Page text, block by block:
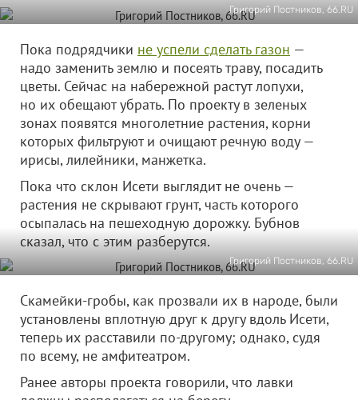
Григорий Постников, 66.RU
Пока подрядчики не успели сделать газон —
надо заменить землю и посеять траву, посадить
цветы. Сейчас на набережной растут лопухи,
но их обещают убрать. По проекту в зеленых
зонах появятся многолетние растения, корни
которых фильтруют и очищают речную воду —
ирисы, лилейники, манжетка.
Пока что склон Исети выглядит не очень —
растения не скрывают грунт, часть которого
осыпалась на пешеходную дорожку. Бубнов
сказал, что с этим разберутся.
Григорий Постников, 66.RU
Скамейки-гробы, как прозвали их в народе, были
установлены вплотную друг к другу вдоль Исети,
теперь их расставили по-другому; однако, судя
по всему, не амфитеатром.
Ранее авторы проекта говорили, что лавки